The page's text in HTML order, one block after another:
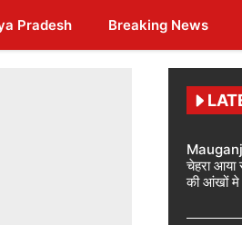
Pradesh Breaking News
Mauganj
चेहरा आया
की आंखों मे